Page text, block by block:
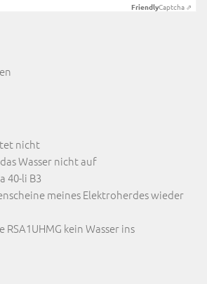
FriendlyCaptcha ⇗
nicht
Wasser nicht auf
40-li B3
meines Elektroherdes wieder
RSA1UHMG kein Wasser ins